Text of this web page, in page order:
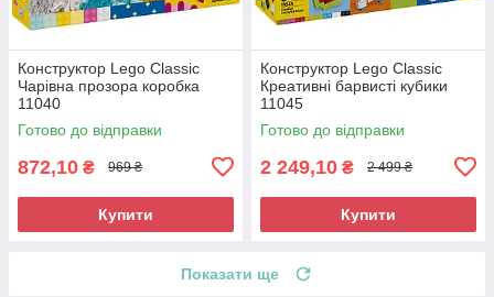
Конструктор Lego Classic
Чарівна прозора коробка
11040
Готово до відправки
872,10 ₴ 969 ₴
Купити
Конструктор Lego Classic
Креативні барвисті кубики
11045
Готово до відправки
2 249,10 ₴ 2 499 ₴
Купити
Показати ще